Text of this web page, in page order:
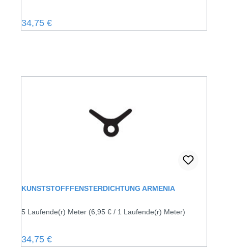
Regulärer Preis:
34,75 €
KUNSTSTOFFFENSTERDICHTUNG ARMENIA
5 Laufende(r) Meter (6,95 € / 1 Laufende(r) Meter)
Regulärer Preis:
34,75 €